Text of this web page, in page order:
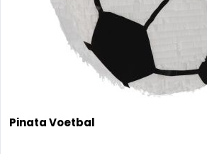
Pinata Voetbal